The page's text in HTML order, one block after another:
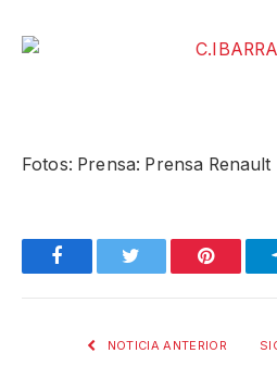
Fotos: Prensa: Prensa Renault
Facebook
NOTICIA ANTERIOR